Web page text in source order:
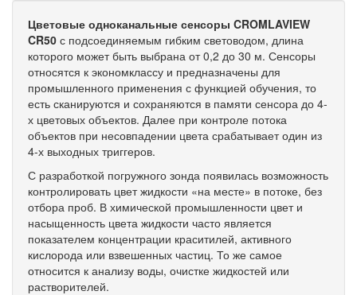
Цветовые одноканальные сенсоры CROMLAVIEW
CR50 с подсоединяемым гибким световодом, длина
которого может быть выбрана от 0,2 до 30 м. Сенсоры
относятся к экономклассу и предназначены для
промышленного применения с функцией обучения, то
есть сканируются и сохраняются в памяти сенсора до 4-
х цветовых объектов. Далее при контроле потока
объектов при несовпадении цвета срабатывает один из
4-х выходных триггеров.
С разработкой погружного зонда появилась возможность
контролировать цвет жидкости «на месте» в потоке, без
отбора проб. В химической промышленности цвет и
насыщенность цвета жидкости часто является
показателем концентрации краситилей, активного
кислорода или взвешенных частиц. То же самое
относится к анализу воды, очистке жидкостей или
растворителей.